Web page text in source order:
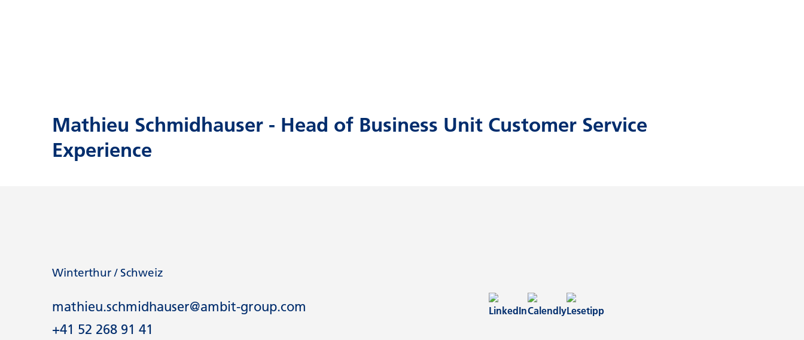
Mathieu Schmidhauser - Head of Business Unit Customer Service
Experience
Winterthur / Schweiz
mathieu.schmidhauser@ambit-group.com
​​​​​​​+41 52 268 91 41